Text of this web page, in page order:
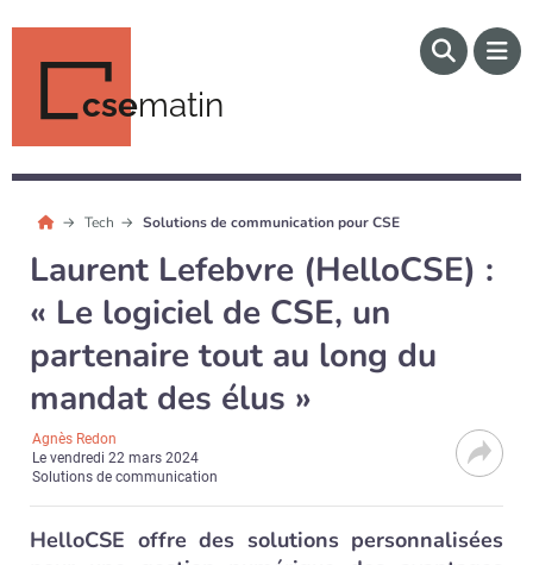
csematin
Tech Solutions de communication pour CSE
Laurent Lefebvre (HelloCSE) :
« Le logiciel de CSE, un
partenaire tout au long du
mandat des élus »
Agnès Redon
Levendredi 22 mars 2024
Solutions de communication
HelloCSE offre des solutions personnalisées